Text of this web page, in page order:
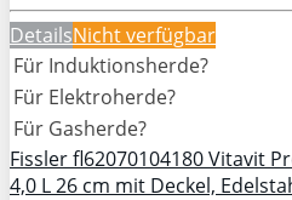
DetailsNicht verfügbar
Für Induktionsherde?
Für Elektroherde?
Für Gasherde?
Fissler fl62070104180 Vitavit
4,0 L 26 cm mit Deckel,